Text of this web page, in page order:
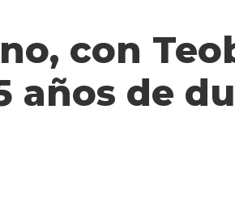
con
años de